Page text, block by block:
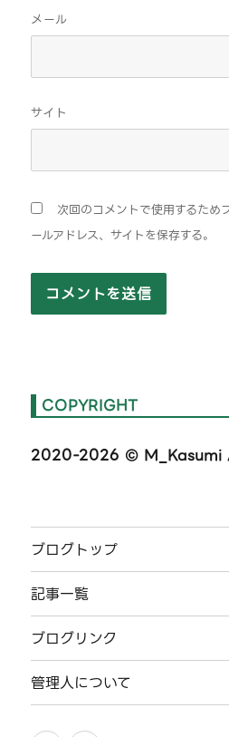
メール
サイト
次回のコメントで使用するため
ールアドレス、サイトを保存する。
COPYRIGHT
2020-2026 © M_Kasumi
ブログトップ
記事一覧
ブログリンク
管理人について